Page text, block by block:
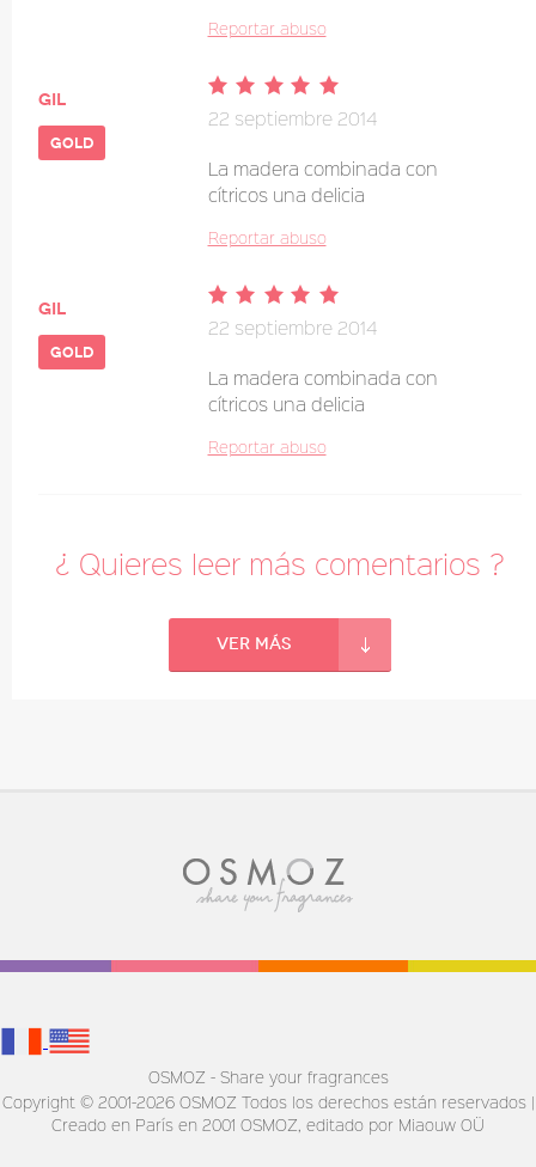
Reportar abuso
gil
gold
22 septiembre 2014
La madera combinada con
cítricos una delicia
Reportar abuso
gil
gold
22 septiembre 2014
La madera combinada con
cítricos una delicia
Reportar abuso
¿ Quieres leer más comentarios ?
Ver más
OSMOZ - Share your fragrances
Copyright © 2001-2026 OSMOZ Todos los derechos están reservados |
Creado en París en 2001 OSMOZ, editado por Miaouw OÜ